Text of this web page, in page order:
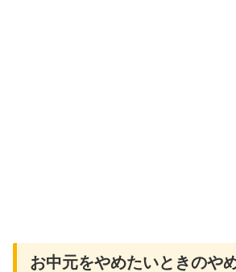
お中元をやめたいときのや